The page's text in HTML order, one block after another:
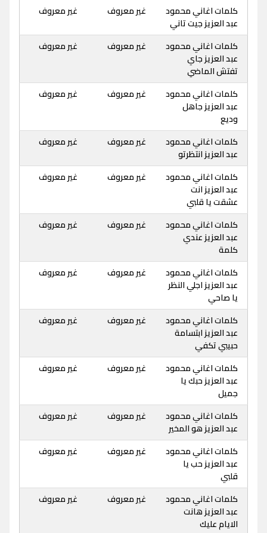
كلمات اغاني محمود
عبد العزيز جيت تاني
غير معروف غير معروف
كلمات اغاني محمود
عبد العزيز جاي
تفتش الماضي
غير معروف غير معروف
كلمات اغاني محمود
عبد العزيز جاهل
وديع
غير معروف غير معروف
كلمات اغاني محمود
عبد العزيز انتظرتو
غير معروف غير معروف
كلمات اغاني محمود
عبد العزيز انت
عشقت يا قلبي
غير معروف غير معروف
كلمات اغاني محمود
عبد العزيز عندي
كلمة
غير معروف غير معروف
كلمات اغاني محمود
عبد العزيز اجلي النظر
يا صاحي
غير معروف غير معروف
كلمات اغاني محمود
عبد العزيز ابتسامة
حبيبي تكفي
غير معروف غير معروف
كلمات اغاني محمود
عبد العزيز حبك يا
جميل
غير معروف غير معروف
كلمات اغاني محمود
عبد العزيز هو المخير
غير معروف غير معروف
كلمات اغاني محمود
عبد العزيز حب يا
قلبي
غير معروف غير معروف
كلمات اغاني محمود
عبد العزيز هانت
الايام عليك
غير معروف غير معروف